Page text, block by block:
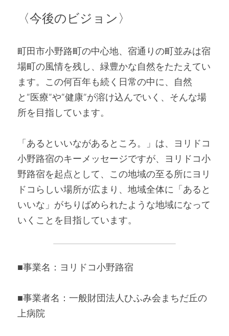
〈今後のビジョン〉
町田市小野路町の中心地、宿通りの町並みは宿
場町の風情を残し、緑豊かな自然をたたえてい
ます。この何百年も続く日常の中に、自然
と”医療”や”健康”が溶け込んでいく、そんな場
所を目指しています。
「あるといいながあるところ。」は、ヨリドコ
小野路宿のキーメッセージですが、ヨリドコ小
野路宿を起点として、この地域の至る所にヨリ
ドコらしい場所が広まり、地域全体に「あると
いいな」がちりばめられたような地域になって
いくことを目指しています。
■事業名：ヨリドコ小野路宿
■事業者名：一般財団法人ひふみ会まちだ丘の
上病院